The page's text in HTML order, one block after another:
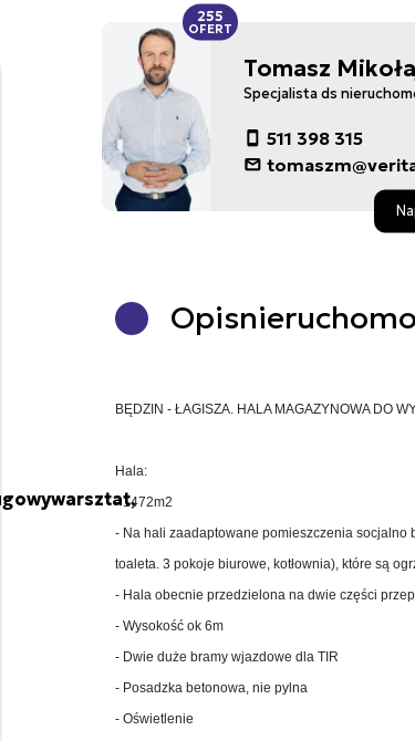
Tomasz
Specjalista ds
511 398 315
255
OFERT
Opis
BĘDZIN - ŁAGISZA. HALA MAGAZYNOWA DO
Hala:
- 1472m2
- Na hali zaadaptowane pomieszczenia socjalno
toaleta. 3 pokoje biurowe, kotłownia), które są
- Hala obecnie przedzielona na dwie części
- Wysokość ok 6m
- Dwie duże bramy wjazdowe dla TIR
- Posadzka betonowa, nie pylna
- Oświetlenie